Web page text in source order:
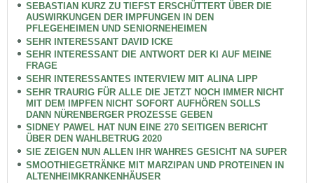
SEBASTIAN KURZ ZU TIEFST ERSCHÜTTERT ÜBER DIE
AUSWIRKUNGEN DER IMPFUNGEN IN DEN
PFLEGEHEIMEN UND SENIORNEHEIMEN
SEHR INTERESSANT DAVID ICKE
SEHR INTERESSANT DIE ANTWORT DER KI AUF MEINE
FRAGE
SEHR INTERESSANTES INTERVIEW MIT ALINA LIPP
SEHR TRAURIG FÜR ALLE DIE JETZT NOCH IMMER NICHT
MIT DEM IMPFEN NICHT SOFORT AUFHÖREN SOLLS
DANN NÜRENBERGER PROZESSE GEBEN
SIDNEY PAWEL HAT NUN EINE 270 SEITIGEN BERICHT
ÜBER DEN WAHLBETRUG 2020
SIE ZEIGEN NUN ALLEN IHR WAHRES GESICHT NA SUPER
SMOOTHIEGETRÄNKE MIT MARZIPAN UND PROTEINEN IN
ALTENHEIMKRANKENHÄUSER